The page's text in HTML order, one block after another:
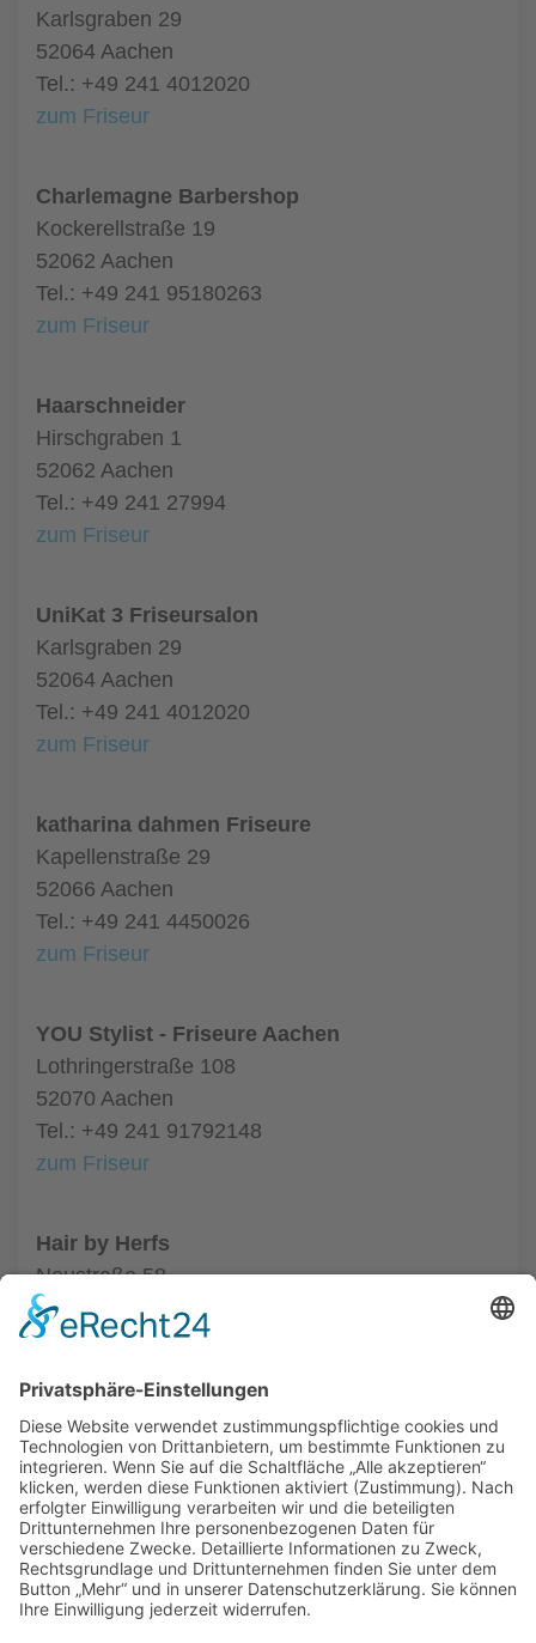
Karlsgraben 29
52064 Aachen
Tel.: +49 241 4012020
zum Friseur
Charlemagne Barbershop
Kockerellstraße 19
52062 Aachen
Tel.: +49 241 95180263
zum Friseur
Haarschneider
Hirschgraben 1
52062 Aachen
Tel.: +49 241 27994
zum Friseur
UniKat 3 Friseursalon
Karlsgraben 29
52064 Aachen
Tel.: +49 241 4012020
zum Friseur
katharina dahmen Friseure
Kapellenstraße 29
52066 Aachen
Tel.: +49 241 4450026
zum Friseur
YOU Stylist - Friseure Aachen
Lothringerstraße 108
52070 Aachen
Tel.: +49 241 91792148
zum Friseur
Hair by Herfs
Neustraße 58
52066 Aachen
Tel.: +49 241 63342
ALLGEMEIN
FRISEURE